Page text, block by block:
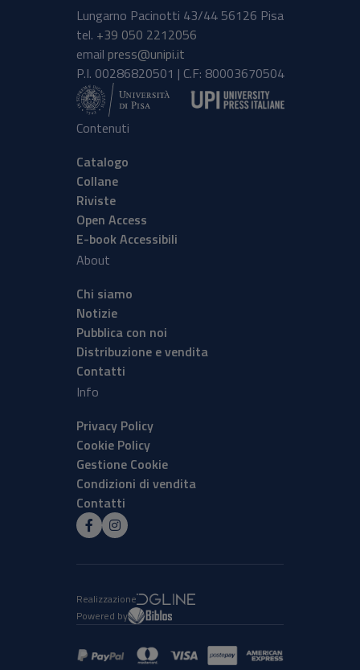
Lungarno Pacinotti 43/44 56126 Pisa
tel. +39 050 2212056
email press@unipi.it
P.I. 00286820501 | C.F: 80003670504
Contenuti
Catalogo
Collane
Riviste
Open Access
E-book Accessibili
About
Chi siamo
Notizie
Pubblica con noi
Distribuzione e vendita
Contatti
Info
Privacy Policy
Cookie Policy
Gestione Cookie
Condizioni di vendita
Contatti
Realizzazione
Powered by